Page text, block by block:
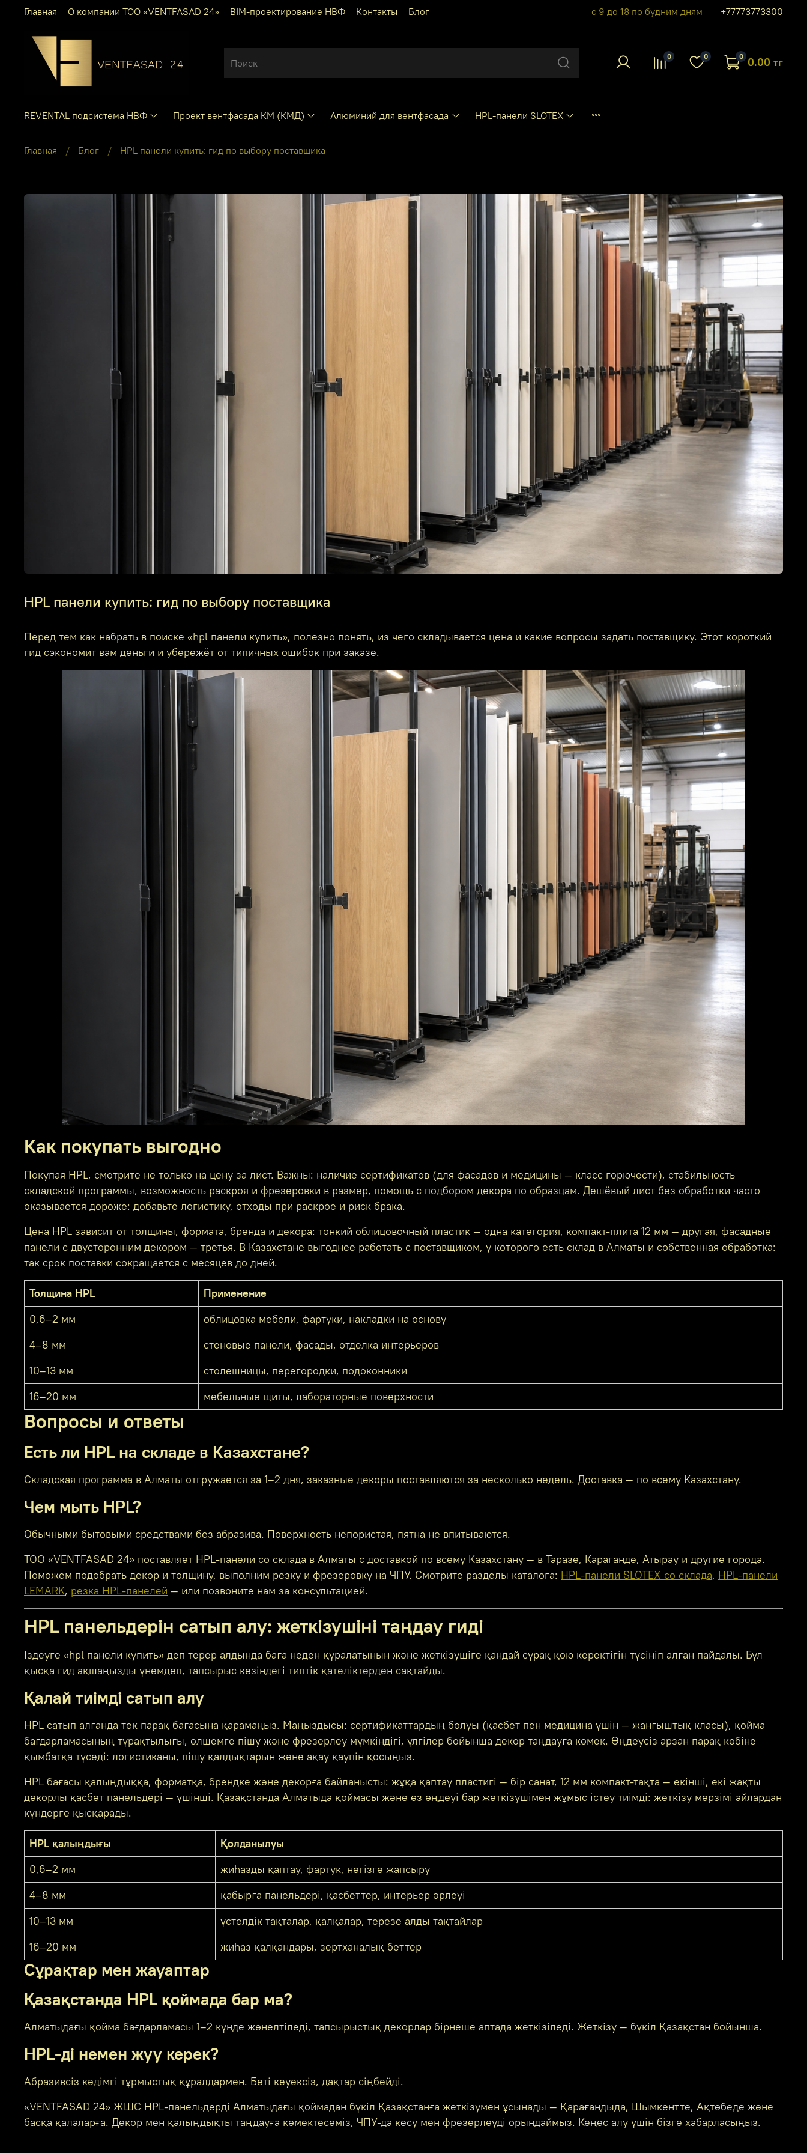
Главная О компании ТОО «VENTFASAD 24» BIM-проектирование НВФ Контакты Блог с 9 до 18 по будним дням +77773773300
0 0 0 0.00 тг
REVENTAL подсистема НВФ Проект вентфасада КМ (КМД) Алюминий для вентфасада HPL-панели SLOTEX
Главная Блог HPL панели купить: гид по выбору поставщика
HPL панели купить: гид по выбору поставщика
Перед тем как набрать в поиске «hpl панели купить», полезно понять, из чего складывается цена и какие вопросы задать поставщику. Этот короткий
гид сэкономит вам деньги и убережёт от типичных ошибок при заказе.
Как покупать выгодно
Покупая HPL, смотрите не только на цену за лист. Важны: наличие сертификатов (для фасадов и медицины — класс горючести), стабильность
складской программы, возможность раскроя и фрезеровки в размер, помощь с подбором декора по образцам. Дешёвый лист без обработки часто
оказывается дороже: добавьте логистику, отходы при раскрое и риск брака.
Цена HPL зависит от толщины, формата, бренда и декора: тонкий облицовочный пластик — одна категория, компакт-плита 12 мм — другая, фасадные
панели с двусторонним декором — третья. В Казахстане выгоднее работать с поставщиком, у которого есть склад в Алматы и собственная обработка:
так срок поставки сокращается с месяцев до дней.
Толщина HPL
Применение
0,6–2 мм
облицовка мебели, фартуки, накладки на основу
4–8 мм
стеновые панели, фасады, отделка интерьеров
10–13 мм
столешницы, перегородки, подоконники
16–20 мм
мебельные щиты, лабораторные поверхности
Вопросы и ответы
Есть ли HPL на складе в Казахстане?
Складская программа в Алматы отгружается за 1–2 дня, заказные декоры поставляются за несколько недель. Доставка — по всему Казахстану.
Чем мыть HPL?
Обычными бытовыми средствами без абразива. Поверхность непористая, пятна не впитываются.
ТОО «VENTFASAD 24» поставляет HPL-панели со склада в Алматы с доставкой по всему Казахстану — в Таразе, Караганде, Атырау и другие города.
Поможем подобрать декор и толщину, выполним резку и фрезеровку на ЧПУ. Смотрите разделы каталога: HPL-панели SLOTEX со склада, HPL-панели
LEMARK, резка HPL-панелей — или позвоните нам за консультацией.
HPL панельдерін сатып алу: жеткізушіні таңдау гиді
Іздеуге «hpl панели купить» деп терер алдында баға неден құралатынын және жеткізушіге қандай сұрақ қою керектігін түсініп алған пайдалы. Бұл
қысқа гид ақшаңызды үнемдеп, тапсырыс кезіндегі типтік қателіктерден сақтайды.
Қалай тиімді сатып алу
HPL сатып алғанда тек парақ бағасына қарамаңыз. Маңыздысы: сертификаттардың болуы (қасбет пен медицина үшін — жанғыштық класы), қойма
бағдарламасының тұрақтылығы, өлшемге пішу және фрезерлеу мүмкіндігі, үлгілер бойынша декор таңдауға көмек. Өңдеусіз арзан парақ көбіне
қымбатқа түседі: логистиканы, пішу қалдықтарын және ақау қаупін қосыңыз.
HPL бағасы қалыңдыққа, форматқа, брендке және декорға байланысты: жұқа қаптау пластигі — бір санат, 12 мм компакт-тақта — екінші, екі жақты
декорлы қасбет панельдері — үшінші. Қазақстанда Алматыда қоймасы және өз өңдеуі бар жеткізушімен жұмыс істеу тиімді: жеткізу мерзімі айлардан
күндерге қысқарады.
HPL қалыңдығы
Қолданылуы
0,6–2 мм
жиһазды қаптау, фартук, негізге жапсыру
4–8 мм
қабырға панельдері, қасбеттер, интерьер әрлеуі
10–13 мм
үстелдік тақталар, қалқалар, терезе алды тақтайлар
16–20 мм
жиһаз қалқандары, зертханалық беттер
Сұрақтар мен жауаптар
Қазақстанда HPL қоймада бар ма?
Алматыдағы қойма бағдарламасы 1–2 күнде жөнелтіледі, тапсырыстық декорлар бірнеше аптада жеткізіледі. Жеткізу — бүкіл Қазақстан бойынша.
HPL-ді немен жуу керек?
Абразивсіз кәдімгі тұрмыстық құралдармен. Беті кеуексіз, дақтар сіңбейді.
«VENTFASAD 24» ЖШС HPL-панельдерді Алматыдағы қоймадан бүкіл Қазақстанға жеткізумен ұсынады — Қарағандыда, Шымкентте, Ақтөбеде және
басқа қалаларға. Декор мен қалыңдықты таңдауға көмектесеміз, ЧПУ-да кесу мен фрезерлеуді орындаймыз. Кеңес алу үшін бізге хабарласыңыз.